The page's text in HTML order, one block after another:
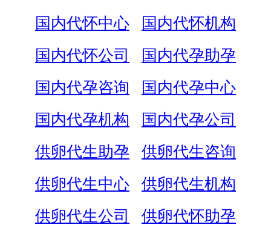
国内代怀中心
国内代怀机构
国内代怀公司
国内代孕助孕
国内代孕咨询
国内代孕中心
国内代孕机构
国内代孕公司
供卵代生助孕
供卵代生咨询
供卵代生中心
供卵代生机构
供卵代生公司
供卵代怀助孕